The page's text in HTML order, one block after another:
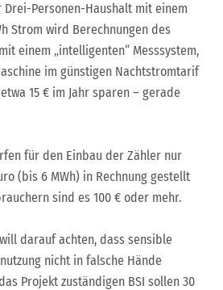
Personen-Haushalt mit einem
Strom wird Berechnungen des
einem „intelligenten“ Messsystem,
im günstigen Nachtstromtarif
15 € im Jahr sparen – gerade
für den Einbau der Zähler nur
(bis 6 MWh) in Rechnung gestellt
sind es 100 € oder mehr.
darauf achten, dass sensible
nicht in falsche Hände
Projekt zuständigen BSI sollen 30